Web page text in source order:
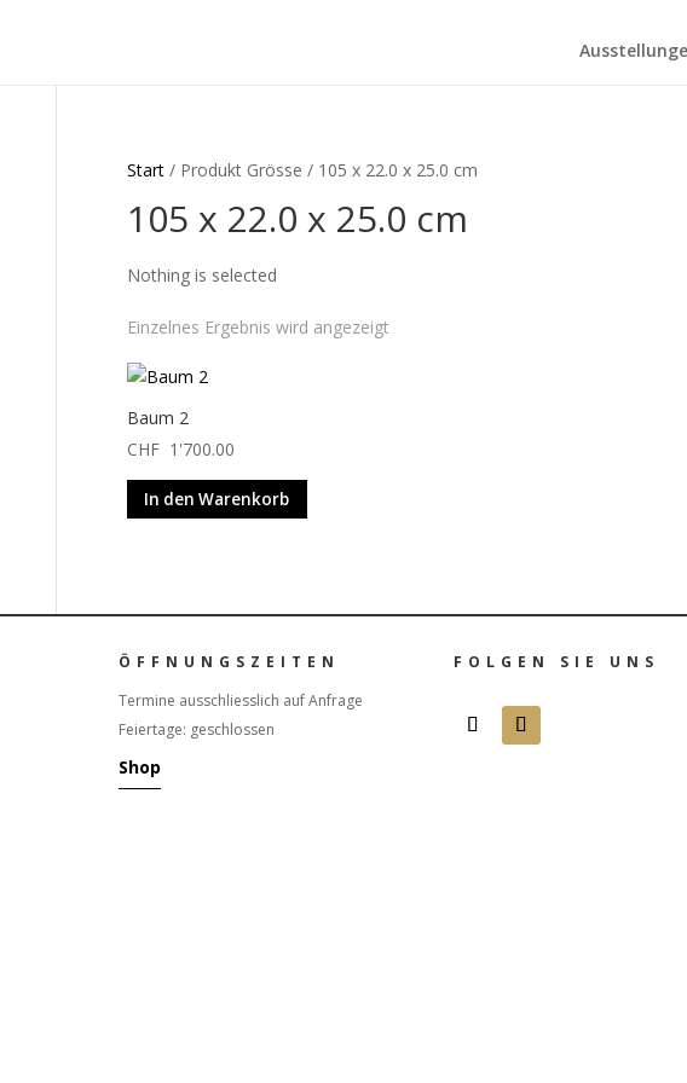
Start/ Produkt Grösse / 105 x 22.0 x 25.0 cm
105 x 22.0 x 25.0 cm
Nothing is selected
Einzelnes Ergebnis wird angezeigt
Baum 2
CHF 1'700.00
In den Warenkorb
ÖFFNUNGSZEITEN
Termine ausschliesslich auf Anfrage
Feiertage: geschlossen
Shop
FOLGEN SIE UNS